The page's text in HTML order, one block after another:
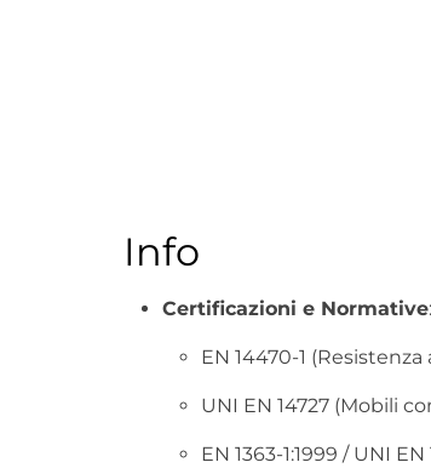
Info
Certificazioni e Normative:
EN 14470-1
UNI EN 14727 (Mobili
EN 1363-1:1999 / UNI